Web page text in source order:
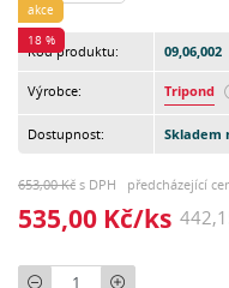
akce
18 %
Kód produktu: 09,06,002
Výrobce: Tripond
Dostupnost: Skladem
653,00 Kč s DPH předcházející
535,00 Kč/ks
Počet